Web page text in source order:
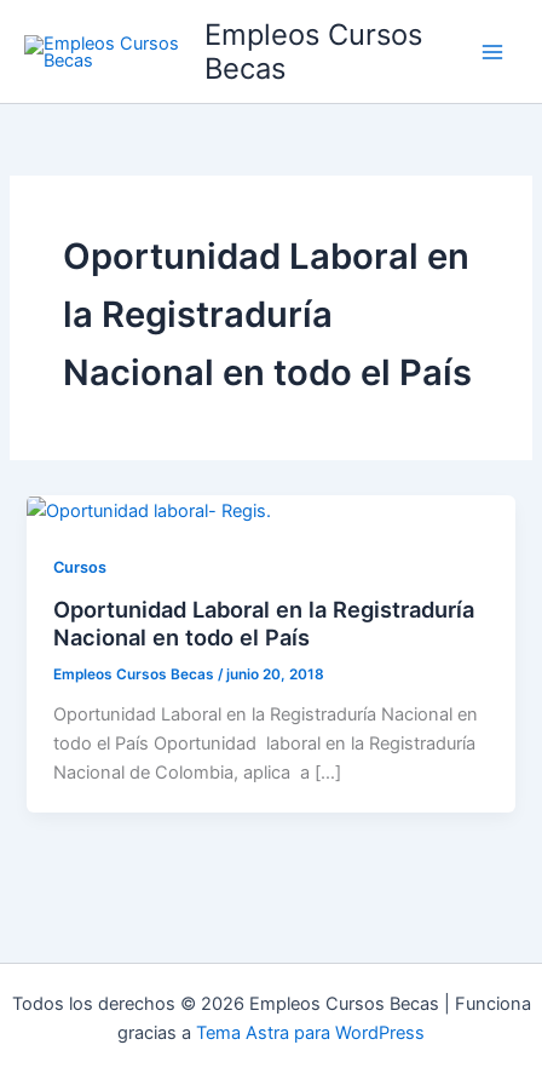
contenido
Empleos Cursos
Becas
Oportunidad Laboral en
la Registraduría
Nacional en todo el País
Cursos
Oportunidad Laboral en la Registraduría
Nacional en todo el País
Empleos Cursos Becas /junio 20, 2018
Oportunidad Laboral en la Registraduría Nacional en
todo el País Oportunidad laboral en la Registraduría
Nacional de Colombia, aplica a […]
Todos los derechos © 2026 Empleos Cursos Becas | Funciona
gracias a Tema Astra para WordPress